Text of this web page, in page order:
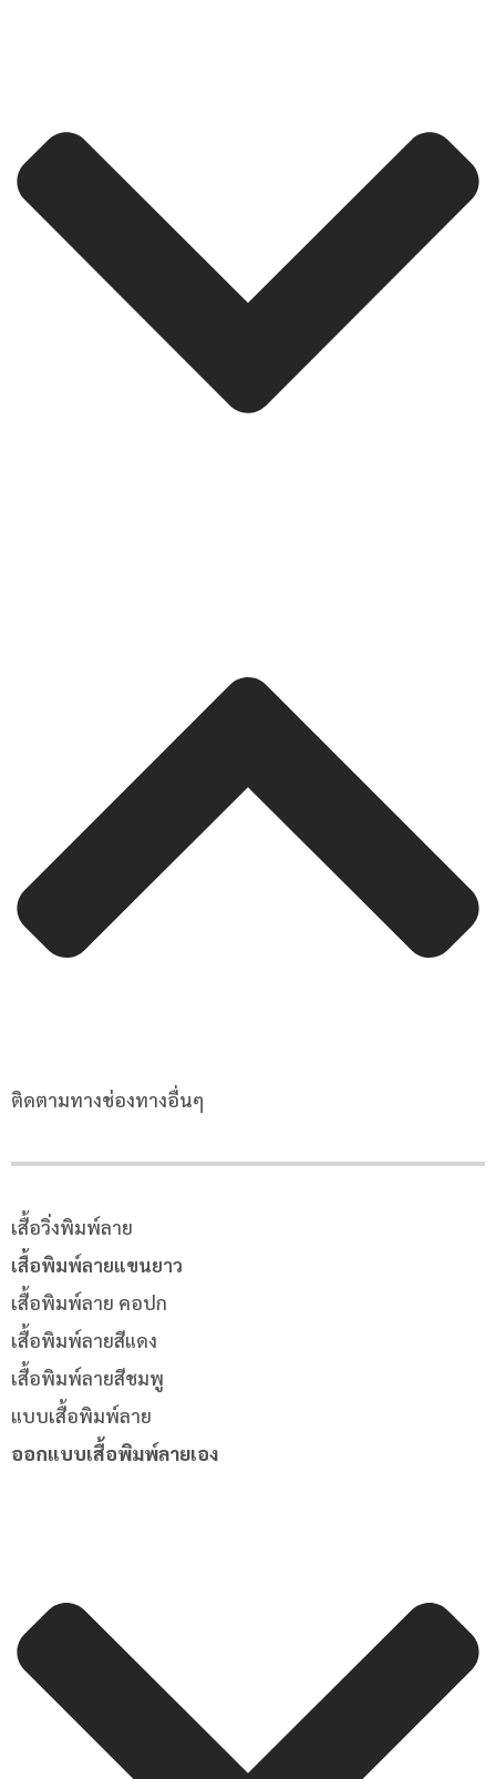
ติดตามทางช่องทางอื่นๆ
เสื้อวิ่งพิมพ์ลาย
เสื้อพิมพ์ลายแขนยาว
เสื้อพิมพ์ลาย คอปก
เสื้อพิมพ์ลายสีแดง
เสื้อพิมพ์ลายสีชมพู
แบบเสื้อพิมพ์ลาย
ออกแบบเสื้อพิมพ์ลายเอง